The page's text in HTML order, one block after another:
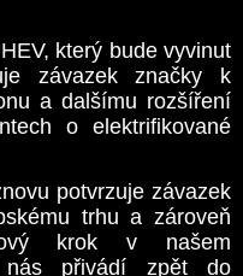
který bude vyvinut
závazek značky k
a dalšímu rozšíření
o elektrifikované
potvrzuje závazek
trhu a zároveň
krok v našem
nás přivádí zpět do